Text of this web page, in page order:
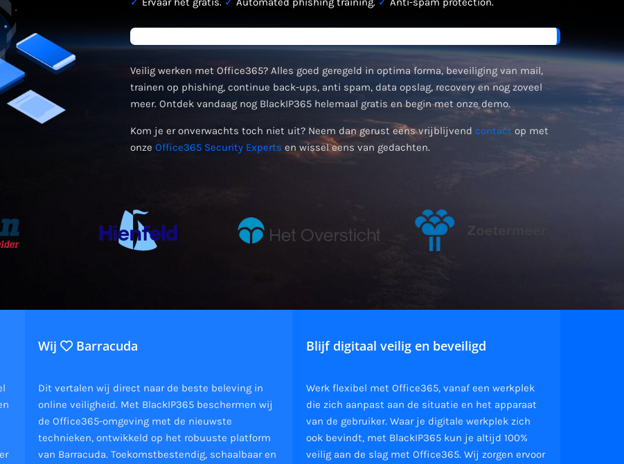
Veilig werken met Office365? Alles goed geregeld in optima forma, beveiliging van mail,
trainen op phishing, continue back-ups, anti spam, data opslag, recovery en nog zoveel
meer. Ontdek vandaag nog BlackIP365 helemaal gratis en begin met onze demo.
Kom je er onverwachts toch niet uit? Neem dan gerust eens vrijblijvend contact op met
onze Office365 Security Experts en wissel eens van gedachten.
Wij Barracuda
Dit vertalen wij direct naar de beste beleving in
online veiligheid. Met BlackIP365 beschermen wij
de Office365-omgeving met de nieuwste
technieken, ontwikkeld op het robuuste platform
van Barracuda. Toekomstbestendig, schaalbaar en
Blijf digitaal veilig en beveiligd
Werk flexibel met Office365, vanaf een werkplek
die zich aanpast aan de situatie en het apparaat
van de gebruiker. Waar je digitale werkplek zich
ook bevindt, met BlackIP365 kun je altijd 100%
veilig aan de slag met Office365. Wij zorgen ervoor